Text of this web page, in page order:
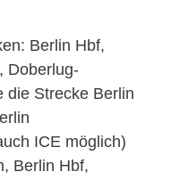
Berlin Hbf,
Doberlug-
die Strecke Berlin
ICE möglich)
Berlin Hbf,